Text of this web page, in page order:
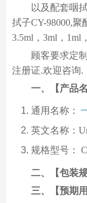
以及配套咽
拭子CY-98000,聚
3.5ml，3ml，1ml
顾客要求定
注册证.欢迎咨询.
一、【产品名
通用名称：
英文名称：
规格型号：
二、【包装规
三、【预期用